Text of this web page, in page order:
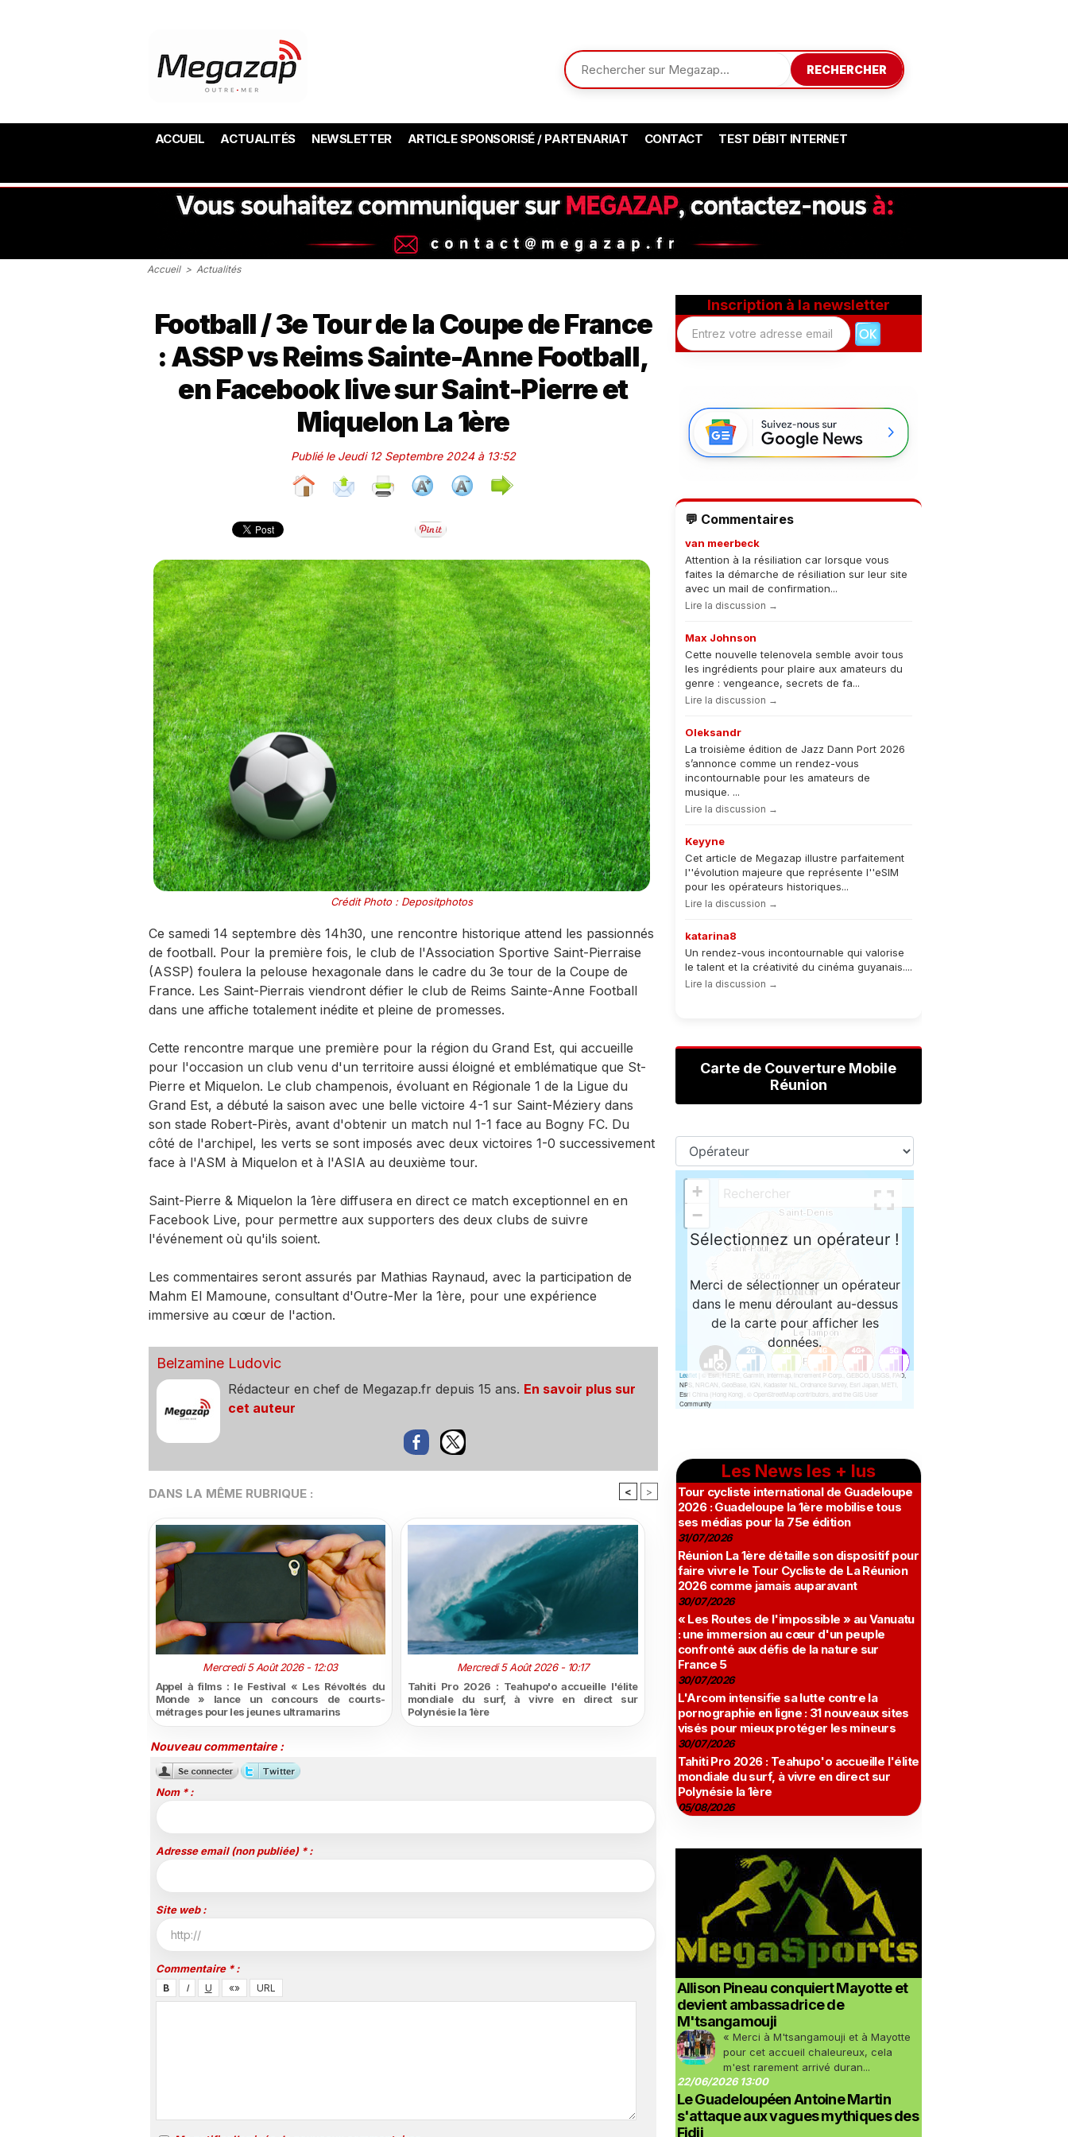
RECHERCHER
ACCUEIL ACTUALITÉS NEWSLETTER ARTICLE SPONSORISÉ / PARTENARIAT CONTACT TEST DÉBIT INTERNET
Accueil > Actualités
Football / 3e Tour de la Coupe de France
: ASSP vs Reims Sainte-Anne Football,
en Facebook live sur Saint-Pierre et
Miquelon La 1ère
Publié le Jeudi 12 Septembre 2024 à 13:52
Crédit Photo : Depositphotos
Ce samedi 14 septembre dès 14h30, une rencontre historique attend les passionnés
de football. Pour la première fois, le club de l'Association Sportive Saint-Pierraise
(ASSP) foulera la pelouse hexagonale dans le cadre du 3e tour de la Coupe de
France. Les Saint-Pierrais viendront défier le club de Reims Sainte-Anne Football
dans une affiche totalement inédite et pleine de promesses.
Cette rencontre marque une première pour la région du Grand Est, qui accueille
pour l'occasion un club venu d'un territoire aussi éloigné et emblématique que St-
Pierre et Miquelon. Le club champenois, évoluant en Régionale 1 de la Ligue du
Grand Est, a débuté la saison avec une belle victoire 4-1 sur Saint-Méziery dans
son stade Robert-Pirès, avant d'obtenir un match nul 1-1 face au Bogny FC. Du
côté de l'archipel, les verts se sont imposés avec deux victoires 1-0 successivement
face à l'ASM à Miquelon et à l'ASIA au deuxième tour.
Saint-Pierre & Miquelon la 1ère diffusera en direct ce match exceptionnel en en
Facebook Live, pour permettre aux supporters des deux clubs de suivre
l'événement où qu'ils soient.
Les commentaires seront assurés par Mathias Raynaud, avec la participation de
Mahm El Mamoune, consultant d'Outre-Mer la 1ère, pour une expérience
immersive au cœur de l'action.
Belzamine Ludovic
Rédacteur en chef de Megazap.fr depuis 15 ans. En savoir plus sur
cet auteur
DANS LA MÊME RUBRIQUE : < >
Mercredi 5 Août 2026 - 12:03
Appel à films : le Festival « Les Révoltés du
Monde » lance un concours de courts-
métrages pour les jeunes ultramarins
Mercredi 5 Août 2026 - 10:17
Tahiti Pro 2026 : Teahupo'o accueille l'élite
mondiale du surf, à vivre en direct sur
Polynésie la 1ère
Nouveau commentaire :
Nom * :
Adresse email (non publiée) * :
Site web :
Commentaire * :
Inscription à la newsletter
💬 Commentaires
van meerbeck
Attention à la résiliation car lorsque vous
faites la démarche de résiliation sur leur site
avec un mail de confirmation...
Lire la discussion →
Max Johnson
Cette nouvelle telenovela semble avoir tous
les ingrédients pour plaire aux amateurs du
genre : vengeance, secrets de fa...
Lire la discussion →
Oleksandr
La troisième édition de Jazz Dann Port 2026
s’annonce comme un rendez-vous
incontournable pour les amateurs de
musique. ...
Lire la discussion →
Keyyne
Cet article de Megazap illustre parfaitement
l''évolution majeure que représente l''eSIM
pour les opérateurs historiques...
Lire la discussion →
katarina8
Un rendez-vous incontournable qui valorise
le talent et la créativité du cinéma guyanais....
Lire la discussion →
Carte de Couverture Mobile
Réunion
Les News les + lus
Tour cycliste international de Guadeloupe
2026 : Guadeloupe la 1ère mobilise tous
ses médias pour la 75e édition
31/07/2026
Réunion La 1ère détaille son dispositif pour
faire vivre le Tour Cycliste de La Réunion
2026 comme jamais auparavant
30/07/2026
« Les Routes de l'impossible » au Vanuatu
: une immersion au cœur d'un peuple
confronté aux défis de la nature sur
France 5
30/07/2026
L'Arcom intensifie sa lutte contre la
pornographie en ligne : 31 nouveaux sites
visés pour mieux protéger les mineurs
30/07/2026
Tahiti Pro 2026 : Teahupo'o accueille l'élite
mondiale du surf, à vivre en direct sur
Polynésie la 1ère
05/08/2026
Allison Pineau conquiert Mayotte et
devient ambassadrice de
M'tsangamouji
« Merci à M'tsangamouji et à Mayotte
pour cet accueil chaleureux, cela
m'est rarement arrivé duran...
22/06/2026 13:00
Le Guadeloupéen Antoine Martin
s'attaque aux vagues mythiques des
Fidji